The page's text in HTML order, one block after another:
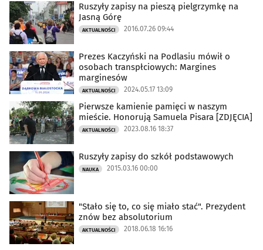
Ruszyły zapisy na pieszą pielgrzymkę na
Jasną Górę
AKTUALNOŚCI 2016.07.26 09:44
Prezes Kaczyński na Podlasiu mówił o
osobach transpłciowych: Margines
marginesów
AKTUALNOŚCI 2024.05.17 13:09
Pierwsze kamienie pamięci w naszym
mieście. Honorują Samuela Pisara [ZDJĘCIA]
AKTUALNOŚCI 2023.08.16 18:37
Ruszyły zapisy do szkół podstawowych
NAUKA 2015.03.16 00:00
"Stało się to, co się miało stać". Prezydent
znów bez absolutorium
AKTUALNOŚCI 2018.06.18 16:16